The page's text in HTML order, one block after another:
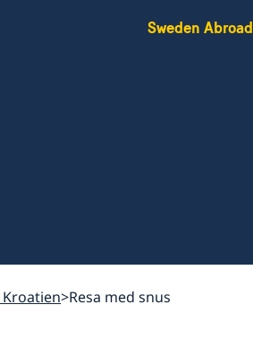
Sweden Abroad
Resa med snus